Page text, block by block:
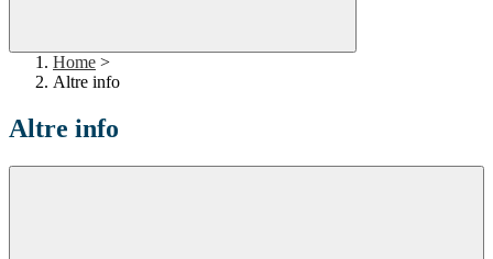
Home >
Altre info
Altre info